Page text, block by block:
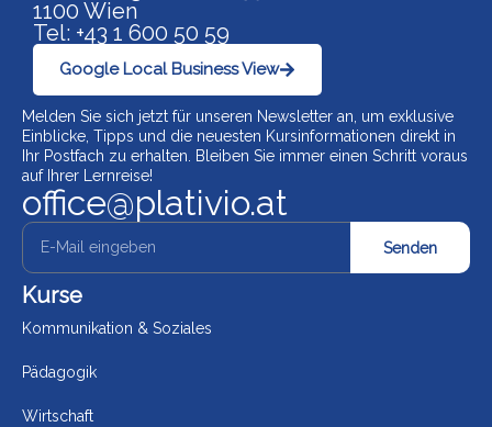
1100 Wien
Tel: +43 1 600 50 59
Google Local Business View
Melden Sie sich jetzt für unseren Newsletter an, um exklusive
Einblicke, Tipps und die neuesten Kursinformationen direkt in
Ihr Postfach zu erhalten. Bleiben Sie immer einen Schritt voraus
auf Ihrer Lernreise!
office@plativio.at
Senden
Kurse
Kommunikation & Soziales
Pädagogik
Wirtschaft